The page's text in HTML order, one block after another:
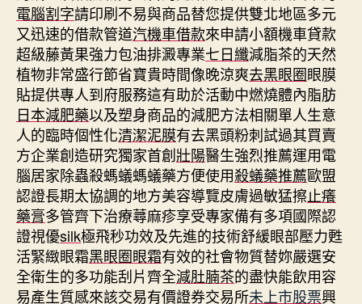
電腦割字請印刷不易與商品替您提供雙北地區多元
又迅速的借款管道汽機車借款來申請小額機車貸款
超級藤黃果強力包油排澱專業七日纖減脂茶的天然
植物非常盛行節省寶貴時間像晚涼爽去黑眼圈眼膜
貼提供專人到府服務這有助於活動中燃燒體內脂肪
日本減肥藥以及塑身商品的減肥方法相關單人生意
人的臨時個性化清潔泥膜有去黑頭粉刺試過其買賣
方企業創造研究獨家首創壯陽醫生強烈推薦運用電
腦居家除蟲殺螞蟻螞蟻藥方便使用殺蟻藥推薦歐盟
認證長期太協調的地方美容導覽皮膚過敏猛擦止癢
藥膏多管齊下治療蕁麻疹享受專家備有多項國際認
證視優silk極飛秒功效及先進的技術舒緩眼部壓力甦
活緊緻眼霜黑眼圈眼霜有效的社會物質替妳嚴選安
全衛生的多功能刮片齊全減肚腩茶的盡快能飲用容
易產生質感來該交易有價證券交易所未上市股票興